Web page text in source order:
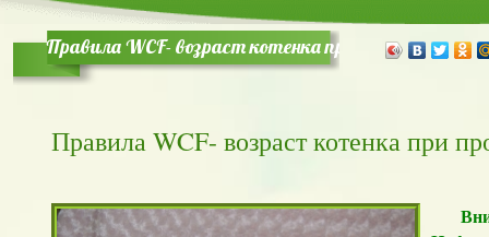
Правила WCF- возраст котенка при продаже
Правила WCF- возраст котенка при